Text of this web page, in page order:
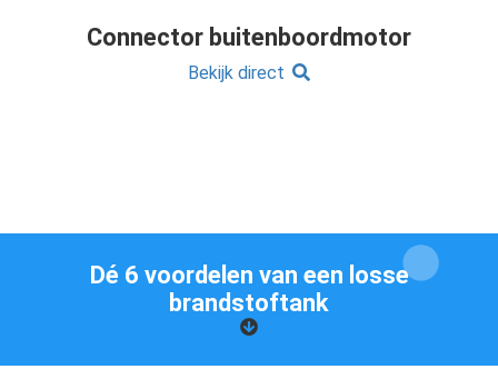
Connector buitenboordmotor
Bekijk direct
Dé 6 voordelen van een losse
brandstoftank